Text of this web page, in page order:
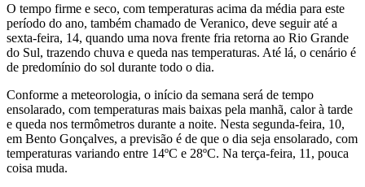
O tempo firme e seco, com temperaturas acima da média para este
período do ano, também chamado de Veranico, deve seguir até a
sexta-feira, 14, quando uma nova frente fria retorna ao Rio Grande
do Sul, trazendo chuva e queda nas temperaturas. Até lá, o cenário é
de predomínio do sol durante todo o dia.
Conforme a meteorologia, o início da semana será de tempo
ensolarado, com temperaturas mais baixas pela manhã, calor à tarde
e queda nos termômetros durante a noite. Nesta segunda-feira, 10,
em Bento Gonçalves, a previsão é de que o dia seja ensolarado, com
temperaturas variando entre 14ºC e 28ºC. Na terça-feira, 11, pouca
coisa muda.